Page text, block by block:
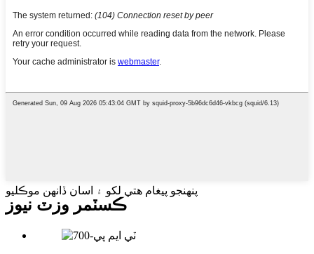
پنهنجو پيغام هتي لکو ۽ اسان ڏانهن موڪليو
ڪسٽمر وزٽ نيوز